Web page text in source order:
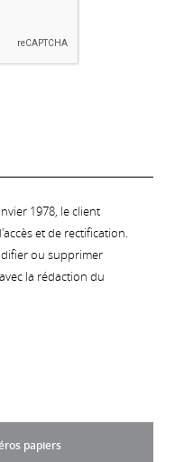
1978, le client
et de rectification.
ou supprimer
la rédaction du
papiers